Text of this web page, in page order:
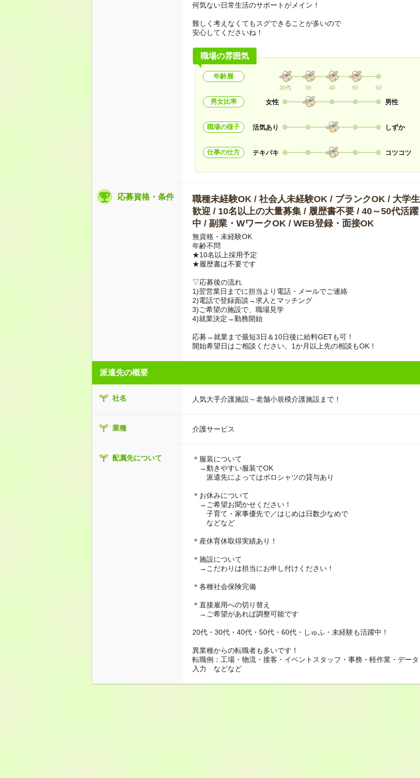
何気ない日常生活のサポートがメイン！
難しく考えなくてもスグできることが多いので
安心してくださいね！
職場の雰囲気
年齢層
20代 30 40 50 60
男女比率 女性 男性
職場の様子 活気あり しずか
仕事の仕方 テキパキ コツコツ
応募資格・条件
職種未経験OK / 社会人未経験OK / ブランクOK / 大学生
歓迎 / 10名以上の大量募集 / 履歴書不要 / 40～50代活躍
中 / 副業・WワークOK / WEB登録・面接OK
無資格・未経験OK
年齢不問
★10名以上採用予定
★履歴書は不要です
▽応募後の流れ
1)翌営業日までに担当より電話・メールでご連絡
2)電話で登録面談→求人とマッチング
3)ご希望の施設で、職場見学
4)就業決定→勤務開始
応募→就業まで最短3日＆10日後に給料GETも可！
開始希望日はご相談ください。1か月以上先の相談もOK！
派遣先の概要
社名 人気大手介護施設～老舗小規模介護施設まで！
業種 介護サービス
配属先について
＊服装について
→動きやすい服装でOK
派遣先によってはポロシャツの貸与あり
＊お休みについて
→ご希望お聞かせください！
子育て・家事優先で／はじめは日数少なめで
などなど
＊産休育休取得実績あり！
＊施設について
→こだわりは担当にお申し付けください！
＊各種社会保険完備
＊直接雇用への切り替え
→ご希望があれば調整可能です
20代・30代・40代・50代・60代・しゅふ・未経験も活躍中！
異業種からの転職者も多いです！
転職例：工場・物流・接客・イベントスタッフ・事務・軽作業・データ
入力 などなど